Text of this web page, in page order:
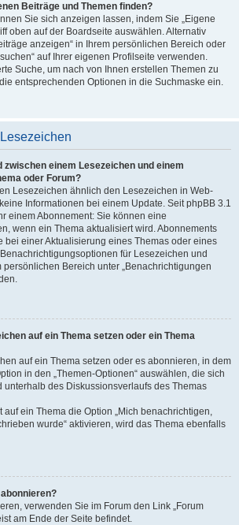
Beiträge und Themen finden?
Sie sich anzeigen lassen, indem Sie „Eigene
oben auf der Boardseite auswählen. Alternativ
anzeigen“ in Ihrem persönlichen Bereich oder
auf Ihrer eigenen Profilseite verwenden.
Suche, um nach von Ihnen erstellen Themen zu
entsprechenden Optionen in die Suchmaske ein.
einem Lesezeichen und einem
oder Forum?
Lesezeichen ähnlich den Lesezeichen in Web-
Informationen bei einem Update. Seit phpBB 3.1
einem Abonnement: Sie können eine
wenn ein Thema aktualisiert wird. Abonnements
bei einer Aktualisierung eines Themas oder eines
für Lesezeichen und
Bereich unter „Benachrichtigungen
auf ein Thema setzen oder ein Thema
auf ein Thema setzen oder es abonnieren, in dem
in den „Themen-Optionen“ auswählen, die sich
unterhalb des Diskussionsverlaufs des Themas
auf ein Thema die Option „Mich benachrichtigen,
wurde“ aktivieren, wird das Thema ebenfalls
verwenden Sie im Forum den Link „Forum
am Ende der Seite befindet.